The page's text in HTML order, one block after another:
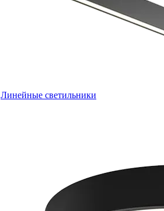
Линейные светильники